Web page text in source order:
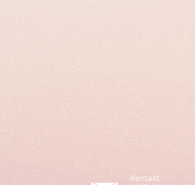
Kontakt